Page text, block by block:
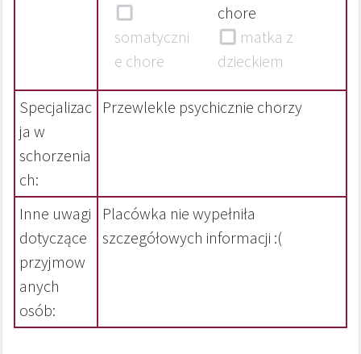
somatyczni
e chore
chore
matka z
dzieckiem
Specjalizac
ja w
schorzenia
ch:
Przewlekle psychicznie chorzy
Inne uwagi
dotyczące
przyjmow
anych
osób:
Placówka nie wypełniła
szczegółowych informacji :(